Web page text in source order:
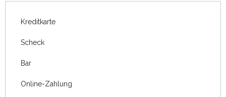
Kreditkarte
Scheck
Bar
Online-Zahlung